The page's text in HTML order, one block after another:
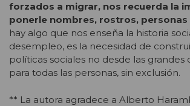
forzados a migrar, nos recuerda la
ponerle nombres, rostros, personas
hay algo que nos enseña la historia
desempleo, es la necesidad de
políticas sociales no desde las grandes
para todas las personas, sin exclusión.
** La autora agradece a Alberto